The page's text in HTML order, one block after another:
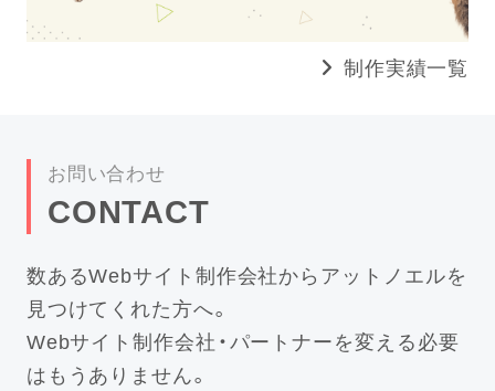
制作実績一覧
お問い合わせ
CONTACT
数あるWebサイト制作会社からアットノエルを
見つけてくれた方へ。
Webサイト制作会社・パートナーを変える必要
はもうありません。